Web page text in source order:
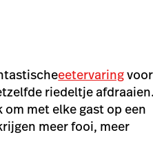
eetervaring
riedeltje
met elke gast op een
meer fooi, meer